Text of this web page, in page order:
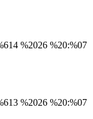
%2026 %20:%07
%2026 %20:%07